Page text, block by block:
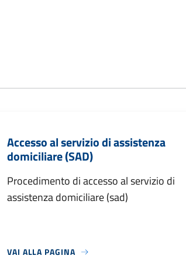
Accesso al servizio di assistenza
domiciliare (SAD)
Procedimento di accesso al servizio di
assistenza domiciliare (sad)
VAI ALLA PAGINA